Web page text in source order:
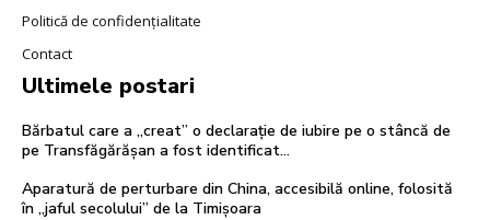
Politică de confidențialitate
Contact
Ultimele postari
Bărbatul care a „creat” o declarație de iubire pe o stâncă de
pe Transfăgărășan a fost identificat…
Aparatură de perturbare din China, accesibilă online, folosită
în „jaful secolului” de la Timișoara